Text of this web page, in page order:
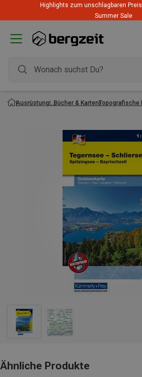
Highlights zum unschlagbaren
Summer Sale
Ausrüstung Bücher & KartenTopografische
Ähnliche Produkte